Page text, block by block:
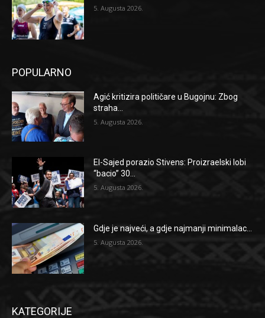
5. Augusta 2026.
POPULARNO
Agić kritizira političare u Bugojnu: Zbog
straha...
5. Augusta 2026.
El-Sajed porazio Stivens: Proizraelski lobi
“bacio” 30...
5. Augusta 2026.
Gdje je najveći, a gdje najmanji minimalac...
5. Augusta 2026.
KATEGORIJE